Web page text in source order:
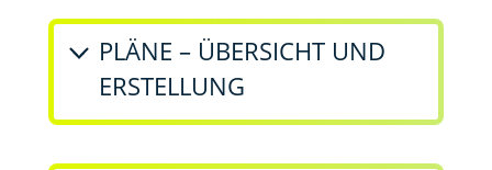
PLÄNE – ÜBERSICHT UND
ERSTELLUNG